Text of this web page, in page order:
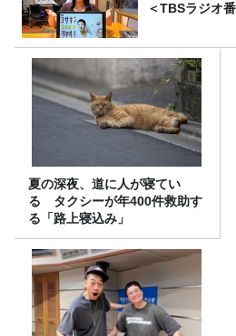
＜TBSラジオ
夏の深夜、道に人が寝てい
る タクシーが年400件救助す
る「路上寝込み」